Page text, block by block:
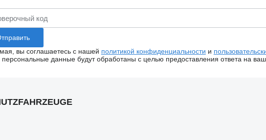
вы соглашаетесь с нашей политикой конфиденциальности и
данные будут обработаны с целью предоставления ответа на ваш